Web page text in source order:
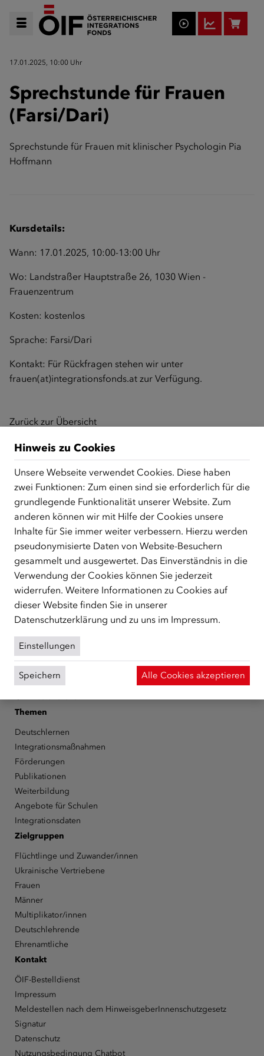
17.01.2025, 10:00 Uhr
Sprechstunde für Frauen
(Farsi/Dari)
Sprechstunde für Frauen mit klinischer Psychologin Pia
Hoffmann
Kursdetails:
Wann: 17.01.2025, 10:00-13:00 Uhr
Wo: Landstraßer Hauptstraße 26, 1030 Wien -
Frauenzentrum
Kosten: kostenlos
Sprache: Farsi/Dari
Kontakt: Für Rückfragen stehen wir unter
frauen(at)integrationsfonds.at zur Verfügung.
Zurück zur Übersicht
ÜBER UNS
Der Österreichische Integrationsfonds (ÖIF) ist ein Fonds der
Republik Österreich, der Flüchtlinge, subsidiär
Schutzberechtigte, Vertriebene sowie Zuwander/innen als
zentrale Anlaufstelle bei der Integration in Österreich
unterstützt.mehr
FacebookYouTubeInstagramLinkedIn
Über den ÖIF
Der Österreichische Integrationsfonds (ÖIF)
Organigramm
Presse
Informationen erhalten
Karriere
Themen
Deutschlernen
Integrationsmaßnahmen
Förderungen
Publikationen
Weiterbildung
Angebote für Schulen
Integrationsdaten
Zielgruppen
Flüchtlinge und Zuwander/innen
Ukrainische Vertriebene
Frauen
Männer
Multiplikator/innen
Deutschlehrende
Ehrenamtliche
Kontakt
ÖIF-Bestelldienst
Impressum
Meldestellen nach dem HinweisgeberInnenschutzgesetz
Signatur
Datenschutz
Nutzungsbedingung Chatbot
Hinweis zu Cookies
Unsere Webseite verwendet Cookies. Diese haben
zwei Funktionen: Zum einen sind sie erforderlich für die
grundlegende Funktionalität unserer Website. Zum
anderen können wir mit Hilfe der Cookies unsere
Inhalte für Sie immer weiter verbessern. Hierzu werden
pseudonymisierte Daten von Website-Besuchern
gesammelt und ausgewertet. Das Einverständnis in die
Verwendung der Cookies können Sie jederzeit
widerrufen. Weitere Informationen zu Cookies auf
dieser Website finden Sie in unserer
Datenschutzerklärung und zu uns im Impressum.
Einstellungen
Speichern Alle Cookies akzeptieren